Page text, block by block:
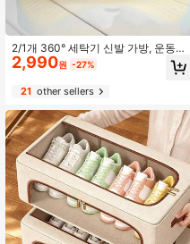
2/1개 360° 세탁기 신발 가방, 운동화,
캔버스화, 신발, 남성 신발, 여성 신발
등 모든 신발 유형에 적합. 변형 방지
를 위한 풍부한 양모 포함, 기계 세척
가능, 자연 건조, 보호 세탁 가방/욕실
액세서리/일상 가정 필수품/여행 개학
필수품
2,990원 -27%
21other sellers